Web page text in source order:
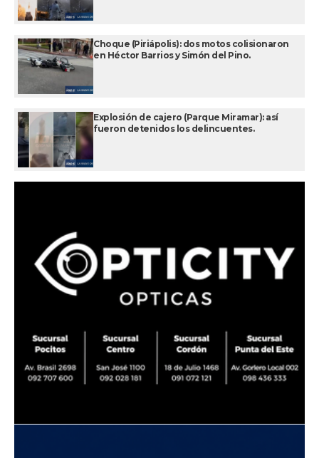
Choque (Piriápolis): dos motos colisionaron
en Héctor Barrios y Simón del Pino.
Explosión de cajero (Parque Miramar): así
fueron detenidos los delincuentes.